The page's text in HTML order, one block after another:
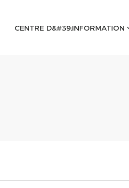
CENTRE D&#39;INFORMATION